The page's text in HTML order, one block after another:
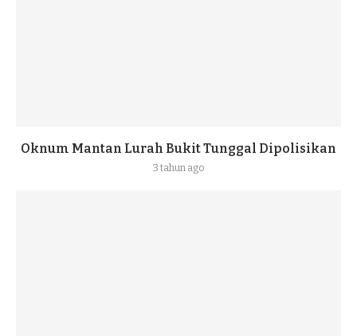
Oknum Mantan Lurah Bukit Tunggal Dipolisikan
3 tahun ago